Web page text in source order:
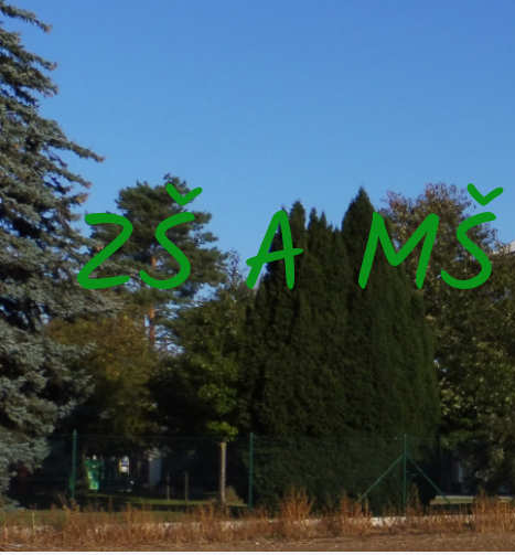
ZŠ A